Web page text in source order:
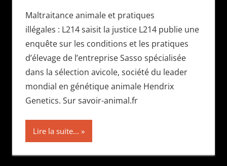
Maltraitance animale et pratiques
illégales : L214 saisit la justice L214 publie une
enquête sur les conditions et les pratiques
d’élevage de l’entreprise Sasso spécialisée
dans la sélection avicole, société du leader
mondial en génétique animale Hendrix
Genetics. Sur savoir-animal.fr
Lire la suite...